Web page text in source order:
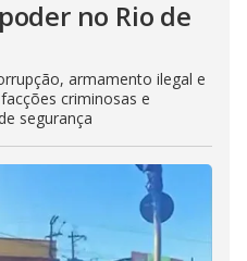
no Rio de
armamento ilegal e
criminosas e
segurança